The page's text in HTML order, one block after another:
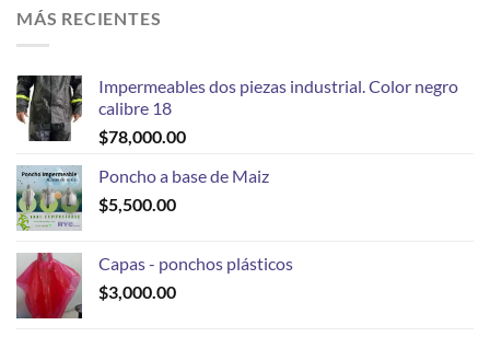
MÁS RECIENTES
Impermeables dos piezas industrial. Color negro
calibre 18
$78,000.00
Poncho a base de Maiz
$5,500.00
Capas - ponchos plásticos
$3,000.00